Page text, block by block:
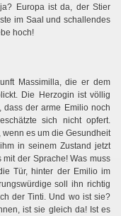
Europa ist da, der Stier
im Saal und schallendes
hoch!
Massimilla, die er dem
Die Herzogin ist völlig
dass der arme Emilio noch
sich nicht opfert.
es um die Gesundheit
in seinem Zustand jetzt
der Sprache! Was muss
Tür, hinter der Emilio im
soll ihn richtig
der Tinti. Und wo ist sie?
ist sie gleich da! Ist es